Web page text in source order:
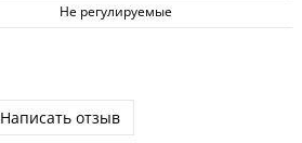
Не регулируемые
Написать отзыв